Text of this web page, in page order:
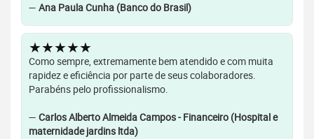
— Ana Paula Cunha (Banco do Brasil)
★★★★★
Como sempre, extremamente bem atendido e com muita
rapidez e eficiência por parte de seus colaboradores.
Parabéns pelo profissionalismo.
— Carlos Alberto Almeida Campos - Financeiro (Hospital e
maternidade jardins ltda)